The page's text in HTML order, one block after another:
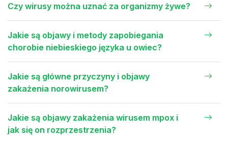
Czy wirusy można uznać za organizmy żywe?
Jakie są objawy i metody zapobiegania
chorobie niebieskiego języka u owiec?
Jakie są główne przyczyny i objawy
zakażenia norowirusem?
Jakie są objawy zakażenia wirusem mpox i
jak się on rozprzestrzenia?